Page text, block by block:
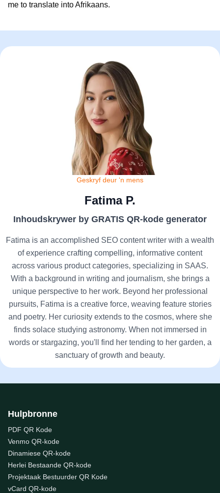
me to translate into Afrikaans.
Geskryf deur 'n mens
Fatima P.
Inhoudskrywer by GRATIS QR-kode generator
Fatima is an accomplished SEO content writer with a wealth
of experience crafting compelling, informative content
across various product categories, specializing in SAAS.
With a background in writing and journalism, she brings a
unique perspective to her work. Beyond her professional
pursuits, Fatima is a creative force, weaving feature stories
and poetry. Her curiosity extends to the cosmos, where she
finds solace studying astronomy. When not immersed in
words or stargazing, you'll find her tending to her garden, a
sanctuary of growth and beauty.
Hulpbronne
PDF QR Kode
Venmo QR-kode
Dinamiese QR-kode
Herlei Bestaande QR-kode
Projektaak Bestuurder QR Kode
vCard QR-kode